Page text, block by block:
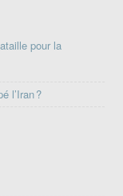
pour la
l’Iran ?